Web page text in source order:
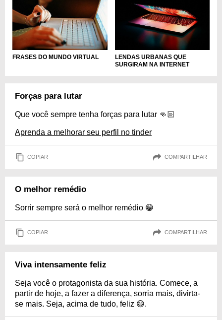
FRASES DO MUNDO VIRTUAL
LENDAS URBANAS QUE
SURGIRAM NA INTERNET
Forças para lutar
Que você sempre tenha forças para lutar 👊🏻
Aprenda a melhorar seu perfil no tinder
COPIAR COMPARTILHAR
O melhor remédio
Sorrir sempre será o melhor remédio 😁
COPIAR COMPARTILHAR
Viva intensamente feliz
Seja você o protagonista da sua história. Comece, a
partir de hoje, a fazer a diferença, sorria mais, divirta-
se mais. Seja, acima de tudo, feliz 😄.